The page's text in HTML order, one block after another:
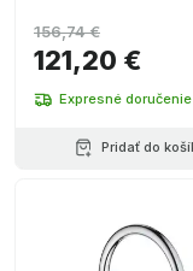
121,20 €
156,74 €
Expresné doručenie
Pridať do